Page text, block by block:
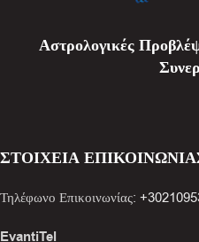
Αστρολογικές
ΣΤΟΙΧΕΙΑ
Τηλέφωνο Επικοινωνίας:
EvantiTel